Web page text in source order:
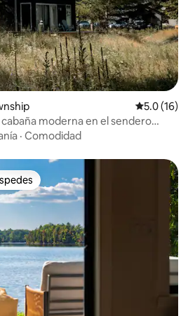
Calificación
5.0 (16)
cabaña moderna en el sendero
· Comodidad
preferido